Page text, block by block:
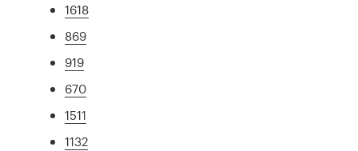
1618
869
919
670
1511
1132